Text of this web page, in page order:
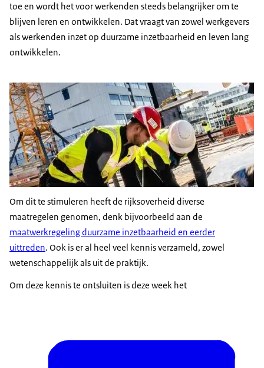
toe en wordt het voor werkenden steeds belangrijker om te
blijven leren en ontwikkelen. Dat vraagt van zowel werkgevers
als werkenden inzet op duurzame inzetbaarheid en leven lang
ontwikkelen.
Om dit te stimuleren heeft de rijksoverheid diverse
maatregelen genomen, denk bijvoorbeeld aan de
maatwerkregeling duurzame inzetbaarheid en eerder
uittreden. Ook is er al heel veel kennis verzameld, zowel
wetenschappelijk als uit de praktijk.
Om deze kennis te ontsluiten is deze week het